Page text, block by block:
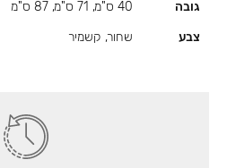
גובה
40 ס"מ, 71 ס"מ, 87 ס"מ
צבע
שחור, קשמיר